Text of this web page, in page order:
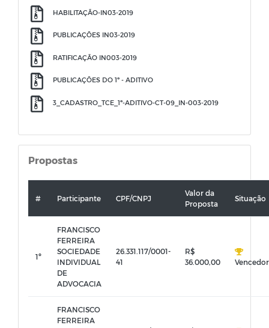
HABILITAÇÃO-IN03-2019
PUBLICAÇÕES IN03-2019
RATIFICAÇÃO IN003-2019
PUBLICAÇÕES DO 1º - ADITIVO
3_CADASTRO_TCE_1º-ADITIVO-CT-09_IN-003-2019
Propostas
# Participante CPF/CNPJ
Valor da
Proposta
Situação
1º
FRANCISCO
FERREIRA
SOCIEDADE
INDIVIDUAL
DE
ADVOCACIA
26.331.117/0001-
41
R$
36.000,00
Vencedor
FRANCISCO
FERREIRA